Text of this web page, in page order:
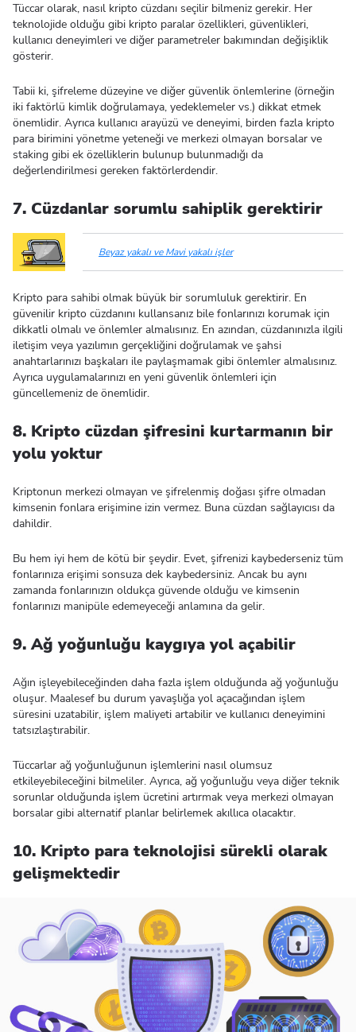
Tüccar olarak, nasıl kripto cüzdanı seçilir bilmeniz gerekir. Her
teknolojide olduğu gibi kripto paralar özellikleri, güvenlikleri,
kullanıcı deneyimleri ve diğer parametreler bakımından değişiklik
gösterir.
Tabii ki, şifreleme düzeyine ve diğer güvenlik önlemlerine (örneğin
iki faktörlü kimlik doğrulamaya, yedeklemeler vs.) dikkat etmek
önemlidir. Ayrıca kullanıcı arayüzü ve deneyimi, birden fazla kripto
para birimini yönetme yeteneği ve merkezi olmayan borsalar ve
staking gibi ek özelliklerin bulunup bulunmadığı da
değerlendirilmesi gereken faktörlerdendir.
7. Cüzdanlar sorumlu sahiplik gerektirir
Beyaz yakalı ve Mavi yakalı işler
Kripto para sahibi olmak büyük bir sorumluluk gerektirir. En
güvenilir kripto cüzdanını kullansanız bile fonlarınızı korumak için
dikkatli olmalı ve önlemler almalısınız. En azından, cüzdanınızla ilgili
iletişim veya yazılımın gerçekliğini doğrulamak ve şahsi
anahtarlarınızı başkaları ile paylaşmamak gibi önlemler almalısınız.
Ayrıca uygulamalarınızı en yeni güvenlik önlemleri için
güncellemeniz de önemlidir.
8. Kripto cüzdan şifresini kurtarmanın bir
yolu yoktur
Kriptonun merkezi olmayan ve şifrelenmiş doğası şifre olmadan
kimsenin fonlara erişimine izin vermez. Buna cüzdan sağlayıcısı da
dahildir.
Bu hem iyi hem de kötü bir şeydir. Evet, şifrenizi kaybederseniz tüm
fonlarınıza erişimi sonsuza dek kaybedersiniz. Ancak bu aynı
zamanda fonlarınızın oldukça güvende olduğu ve kimsenin
fonlarınızı manipüle edemeyeceği anlamına da gelir.
9. Ağ yoğunluğu kaygıya yol açabilir
Ağın işleyebileceğinden daha fazla işlem olduğunda ağ yoğunluğu
oluşur. Maalesef bu durum yavaşlığa yol açacağından işlem
süresini uzatabilir, işlem maliyeti artabilir ve kullanıcı deneyimini
tatsızlaştırabilir.
Tüccarlar ağ yoğunluğunun işlemlerini nasıl olumsuz
etkileyebileceğini bilmeliler. Ayrıca, ağ yoğunluğu veya diğer teknik
sorunlar olduğunda işlem ücretini artırmak veya merkezi olmayan
borsalar gibi alternatif planlar belirlemek akıllıca olacaktır.
10. Kripto para teknolojisi sürekli olarak
gelişmektedir